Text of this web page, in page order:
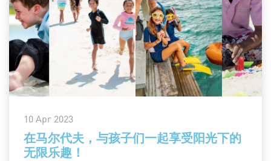
10 Apr 2023
在马尔代夫，与孩子们一起享受阳光下的
无限乐趣！